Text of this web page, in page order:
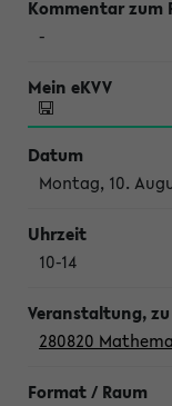
-
Montag, 10.
10-14
280820